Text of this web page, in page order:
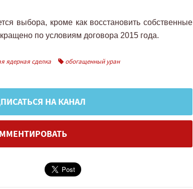
выбора, кроме как восстановить собственные
по условиям договора 2015 года.
ядерная сделка обогащенный уран
НА КАНАЛ